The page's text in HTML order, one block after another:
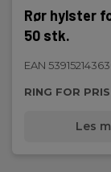
Rør hylster
50 stk.
EAN
RING FOR
Les